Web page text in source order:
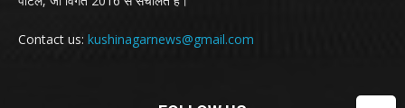
Contact us: kushinagarnews@gmail.com